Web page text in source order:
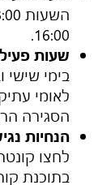
16:00.
שעות
בימי שישי
לאומי
הסגירה
הנחיות